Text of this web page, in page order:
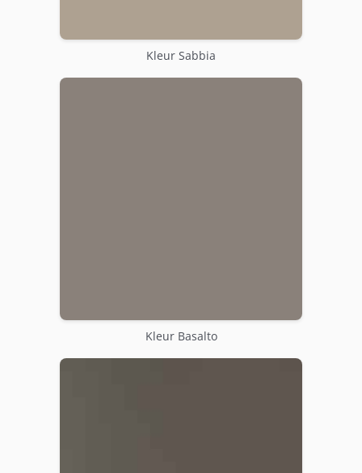
Kleur Sabbia
Kleur Basalto